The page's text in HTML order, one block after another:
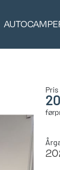
Pris